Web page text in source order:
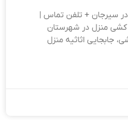
سیرجان + تلفن تماس |
کشی منزل در شهرستان
جابجایی اثاثیه منزل